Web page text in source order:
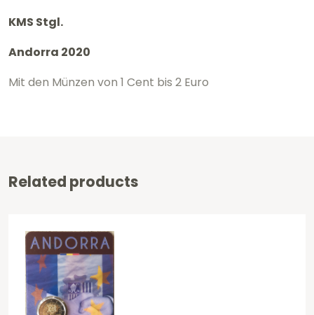
Menge
KMS Stgl.
Andorra 2020
Mit den Münzen von 1 Cent bis 2 Euro
Related products